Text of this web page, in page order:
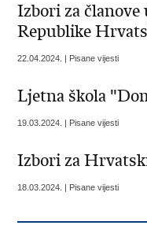
Izbori za
Republike
22.04.2024. | Pisane vijesti
Ljetna škola
19.03.2024. | Pisane vijesti
Izbori za
18.03.2024. | Pisane vijesti